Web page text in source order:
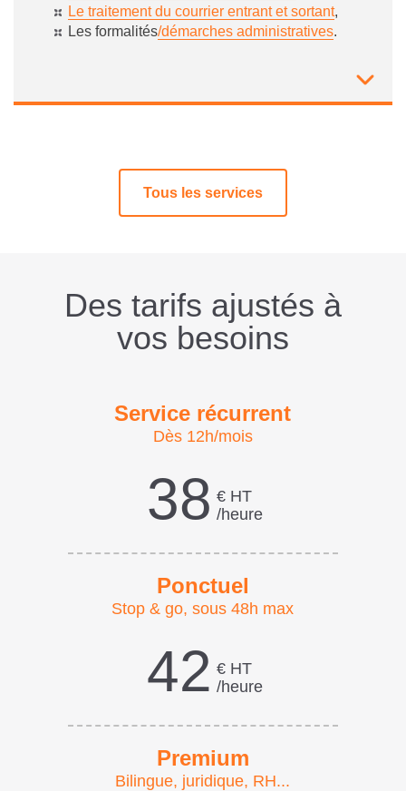
Le traitement du courrier entrant et sortant,
Les formalités/démarches administratives.
Tous les services
Des tarifs ajustés à
vos besoins
Service récurrent
Dès 12h/mois
38 € HT
/heure
Ponctuel
Stop & go, sous 48h max
42 € HT
/heure
Premium
Bilingue, juridique, RH...